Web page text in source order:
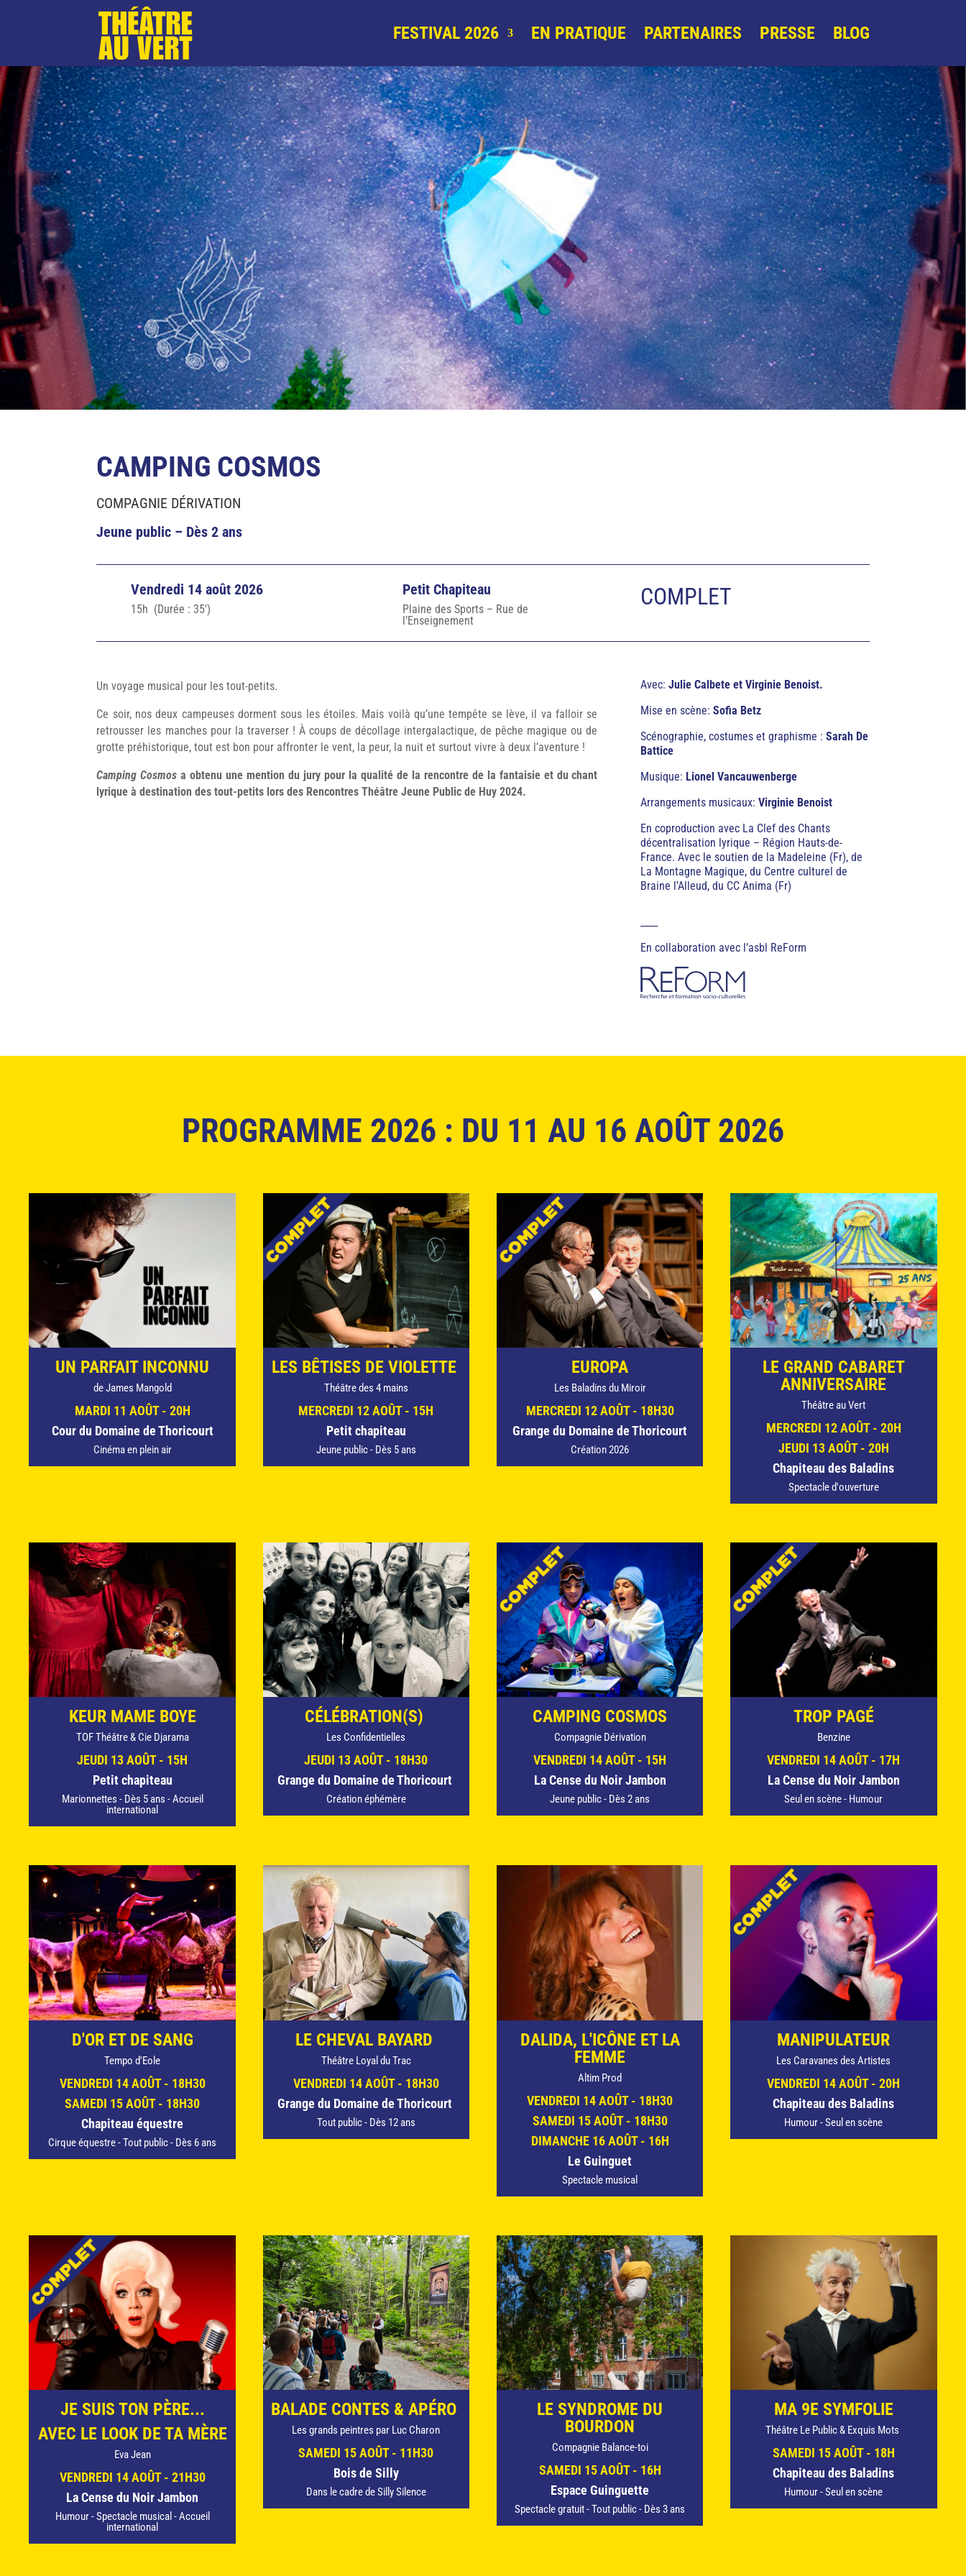
FESTIVAL 2026 EN PRATIQUE PARTENAIRES PRESSE BLOG
CAMPING COSMOS
COMPAGNIE DÉRIVATION
Jeune public – Dès 2 ans
Vendredi 14 août 2026
15h (Durée : 35′)
Petit Chapiteau
Plaine des Sports – Rue de
l’Enseignement
COMPLET
Un voyage musical pour les tout-petits.
Ce soir, nos deux campeuses dorment sous les étoiles. Mais voilà qu’une tempête se lève, il va falloir se
retrousser les manches pour la traverser ! À coups de décollage intergalactique, de pêche magique ou de
grotte préhistorique, tout est bon pour affronter le vent, la peur, la nuit et surtout vivre à deux l’aventure !
Camping Cosmos a obtenu une mention du jury pour la qualité de la rencontre de la fantaisie et du chant
lyrique à destination des tout-petits lors des Rencontres Théâtre Jeune Public de Huy 2024.
Avec: Julie Calbete et Virginie Benoist.
Mise en scène: Sofia Betz
Scénographie, costumes et graphisme : Sarah De
Battice
Musique: Lionel Vancauwenberge
Arrangements musicaux: Virginie Benoist
En coproduction avec La Clef des Chants
décentralisation lyrique – Région Hauts-de-
France. Avec le soutien de la Madeleine (Fr), de
La Montagne Magique, du Centre culturel de
Braine l’Alleud, du CC Anima (Fr)
En collaboration avec l’asbl ReForm
PROGRAMME 2026 : DU 11 AU 16 AOÛT 2026
UN PARFAIT INCONNU
de James Mangold
MARDI 11 AOÛT - 20H
Cour du Domaine de Thoricourt
Cinéma en plein air
LES BÊTISES DE VIOLETTE
Théâtre des 4 mains
MERCREDI 12 AOÛT - 15H
Petit chapiteau
Jeune public - Dès 5 ans
EUROPA
Les Baladins du Miroir
MERCREDI 12 AOÛT - 18H30
Grange du Domaine de Thoricourt
Création 2026
LE GRAND CABARET
ANNIVERSAIRE
Théâtre au Vert
MERCREDI 12 AOÛT - 20H
JEUDI 13 AOÛT - 20H
Chapiteau des Baladins
Spectacle d'ouverture
KEUR MAME BOYE
TOF Théâtre & Cie Djarama
JEUDI 13 AOÛT - 15H
Petit chapiteau
Marionnettes - Dès 5 ans - Accueil
international
CÉLÉBRATION(S)
Les Confidentielles
JEUDI 13 AOÛT - 18H30
Grange du Domaine de Thoricourt
Création éphémère
CAMPING COSMOS
Compagnie Dérivation
VENDREDI 14 AOÛT - 15H
La Cense du Noir Jambon
Jeune public - Dès 2 ans
TROP PAGÉ
Benzine
VENDREDI 14 AOÛT - 17H
La Cense du Noir Jambon
Seul en scène - Humour
D'OR ET DE SANG
Tempo d'Eole
VENDREDI 14 AOÛT - 18H30
SAMEDI 15 AOÛT - 18H30
Chapiteau équestre
Cirque équestre - Tout public - Dès 6 ans
LE CHEVAL BAYARD
Théâtre Loyal du Trac
VENDREDI 14 AOÛT - 18H30
Grange du Domaine de Thoricourt
Tout public - Dès 12 ans
DALIDA, L'ICÔNE ET LA
FEMME
Altim Prod
VENDREDI 14 AOÛT - 18H30
SAMEDI 15 AOÛT - 18H30
DIMANCHE 16 AOÛT - 16H
Le Guinguet
Spectacle musical
MANIPULATEUR
Les Caravanes des Artistes
VENDREDI 14 AOÛT - 20H
Chapiteau des Baladins
Humour - Seul en scène
JE SUIS TON PÈRE...
AVEC LE LOOK DE TA MÈRE
Eva Jean
VENDREDI 14 AOÛT - 21H30
La Cense du Noir Jambon
Humour - Spectacle musical - Accueil
international
BALADE CONTES & APÉRO
Les grands peintres par Luc Charon
SAMEDI 15 AOÛT - 11H30
Bois de Silly
Dans le cadre de Silly Silence
LE SYNDROME DU
BOURDON
Compagnie Balance-toi
SAMEDI 15 AOÛT - 16H
Espace Guinguette
Spectacle gratuit - Tout public - Dès 3 ans
MA 9E SYMFOLIE
Théâtre Le Public & Exquis Mots
SAMEDI 15 AOÛT - 18H
Chapiteau des Baladins
Humour - Seul en scène